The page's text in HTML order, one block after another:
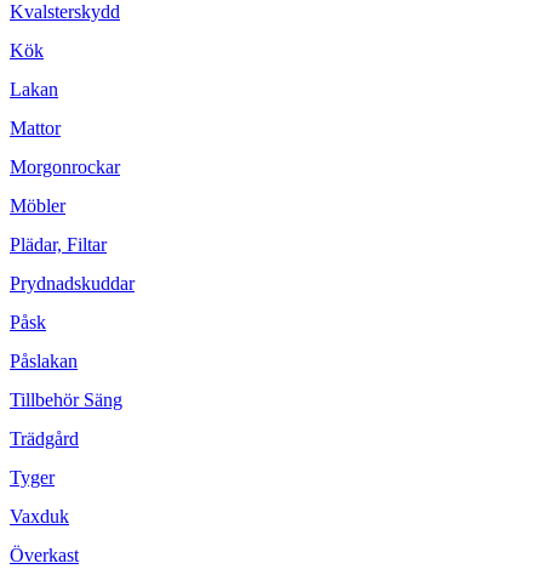
Kvalsterskydd
Kök
Lakan
Mattor
Morgonrockar
Möbler
Plädar, Filtar
Prydnadskuddar
Påsk
Påslakan
Tillbehör Säng
Trädgård
Tyger
Vaxduk
Överkast